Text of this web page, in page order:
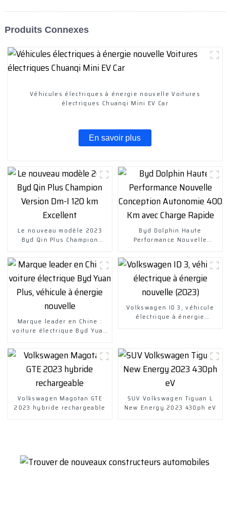
Produits Connexes
Véhicules électriques à énergie nouvelle Voitures
électriques Chuanqi Mini EV Car
En savoir plus
Le nouveau modèle 2023
Byd Qin Plus Champion
Byd Dolphin Haute
Performance Nouvelle
Marque leader en Chine :
voiture électrique Byd Yuan
Volkswagen ID 3, véhicule
électrique à énergie
Volkswagen Magotan GTE
2023 hybride rechargeable
SUV Volkswagen Tiguan L
New Energy 2023 430ph eV